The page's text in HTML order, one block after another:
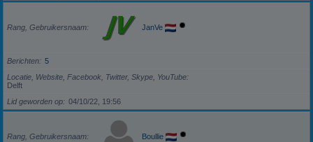
Rang, Gebruikersnaam JanVe
Berichten
5
Locatie, Website, Facebook, Twitter, Skype, YouTube
Delft
Lid geworden op
04/10/22, 19:56
Rang, Gebruikersnaam Boullie